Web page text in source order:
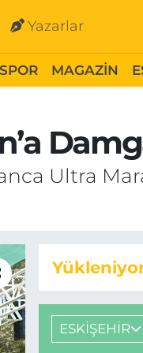
Yazarlar
SPOR MAGAZİN
Ultra
ESKİŞEHİR